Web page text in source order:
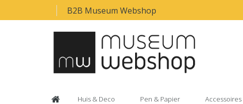
B2B Museum Webshop
Huis & Deco Pen & Papier Accessoires